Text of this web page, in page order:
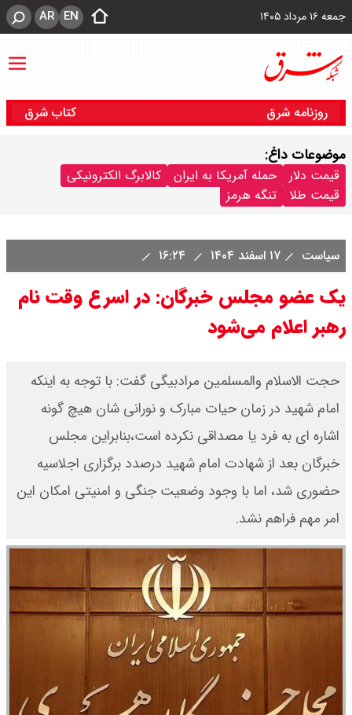
جمعه ۱۶ مرداد ۱۴۰۵ EN
AR
روزنامه شرق کتاب شرق
موضوعات داغ:
قیمت دلار حمله آمریکا به ایران
کالابرگ الکترونیکی
قیمت طلا
تنگه هرمز
سیاست ۱۷ اسفند ۱۴۰۴
یک عضو مجلس خبرگان: در اسرع وقت نام
رهبر اعلام می‌شود
حجت الاسلام والمسلمین مرادبیگی گفت: با توجه به اینکه
امام شهید در زمان حیات مبارک و نورانی شان هیچ گونه
اشاره ای به فرد یا مصداقی نکرده است،بنابراین مجلس
خبرگان بعد از شهادت امام شهید درصدد برگزاری اجلاسیه
حضوری شد، اما با وجود وضعیت جنگی و امنیتی امکان این
امر مهم فراهم نشد.